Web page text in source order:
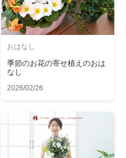
おはなし
季節のお花の寄せ植えのおは
なし
2026/02/26